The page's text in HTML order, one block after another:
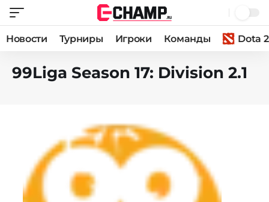
Новости Турниры Игроки Команды Dota 2
99Liga Season 17: Division 2.1